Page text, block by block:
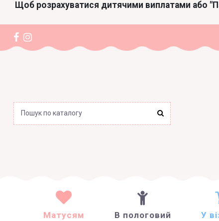
Щоб розрахуватися дитячими виплатами або
Матусям В пологовий У